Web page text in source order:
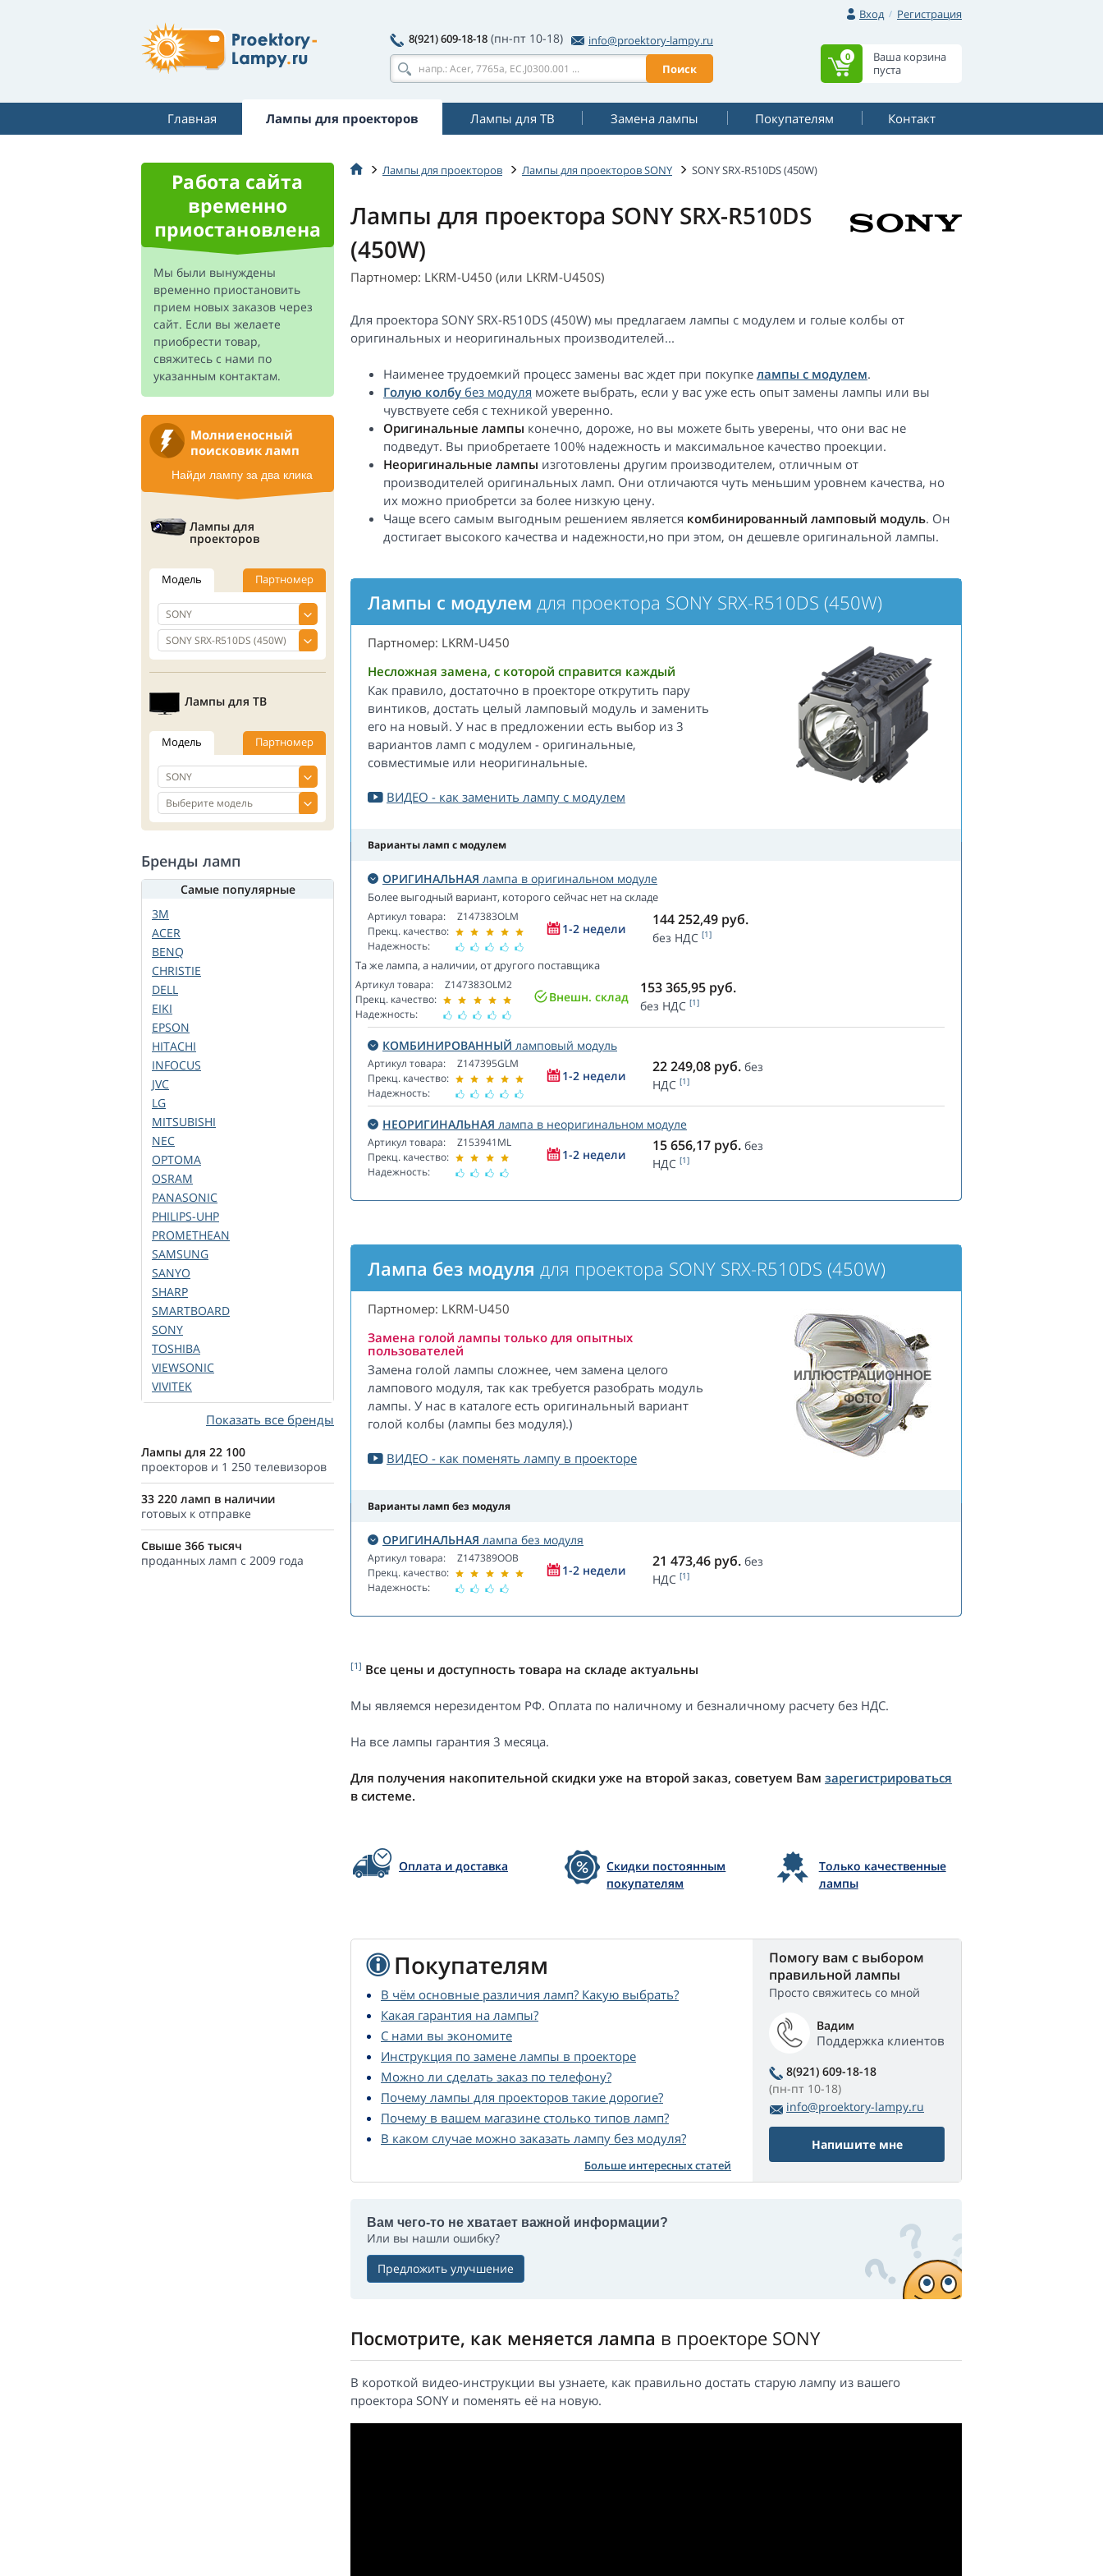
Вход
Регистрация
8(921) 609-18-18 (пн-пт 10-18)
info@proektory-lampy.ru
Поиск
Ваша корзина
пуста
0
Главная Лампы для проекторов Лампы для ТВ Замена лампы Покупателям Контакт
Лампы для проекторов Лампы для проекторов SONY SONY SRX-R510DS (450W)
Лампы для проектора SONY SRX-R510DS
(450W)
Партномер: LKRM-U450 (или LKRM-U450S)
Для проектора SONY SRX-R510DS (450W) мы предлагаем лампы с модулем и голые колбы от
оригинальных и неоригинальных производителей...
Наименее трудоемкий процесс замены вас ждет при покупке лампы с модулем.
Голую колбу без модуля можете выбрать, если у вас уже есть опыт замены лампы или вы
чувствуете себя с техникой уверенно.
Оригинальные лампы конечно, дороже, но вы можете быть уверены, что они вас не
подведут. Вы приобретаете 100% надежность и максимальное качество проекции.
Неоригинальные лампы изготовлены другим производителем, отличным от
производителей оригинальных ламп. Они отличаются чуть меньшим уровнем качества, но
их можно приобретси за более низкую цену.
Чаще всего самым выгодным решением является комбинированный ламповый модуль. Он
достигает высокого качества и надежности,но при этом, он дешевле оригинальной лампы.
Лампы с модулем для проектора SONY SRX-R510DS (450W)
Партномер: LKRM-U450
Несложная замена, с которой справится каждый
Как правило, достаточно в проекторе открутить пару
винтиков, достать целый ламповый модуль и заменить
его на новый. У нас в предложении есть выбор из 3
вариантов ламп с модулем - оригинальные,
совместимые или неоригинальные.
ВИДЕО - как заменить лампу с модулем
Варианты ламп с модулем
ОРИГИНАЛЬНАЯ лампа в оригинальном модуле
Более выгодный вариант, которого сейчас нет на складе
Артикул товара:
Прекц. качество:
Надежность:
Z147383OLM
1-2 недели
144 252,49 руб.
без НДС [1]
Та же лампа, а наличии, от другого поставщика
Артикул товара:
Прекц. качество:
Надежность:
Z147383OLM2
Внешн. склад
153 365,95 руб.
без НДС [1]
КОМБИНИРОВАННЫЙ ламповый модуль
Артикул товара:
Прекц. качество:
Надежность:
Z147395GLM
1-2 недели
22 249,08 руб. без
НДС [1]
НЕОРИГИНАЛЬНАЯ лампа в неоригинальном модуле
Артикул товара:
Прекц. качество:
Надежность:
Z153941ML
1-2 недели
15 656,17 руб. без
НДС [1]
Лампа без модуля для проектора SONY SRX-R510DS (450W)
Партномер: LKRM-U450
Замена голой лампы только для опытных
пользователей
Замена голой лампы сложнее, чем замена целого
лампового модуля, так как требуется разобрать модуль
лампы. У нас в каталоге есть оригинальный вариант
голой колбы (лампы без модуля).)
ВИДЕО - как поменять лампу в проекторе
Варианты ламп без модуля
ОРИГИНАЛЬНАЯ лампа без модуля
Артикул товара:
Прекц. качество:
Надежность:
Z147389OOB
1-2 недели
21 473,46 руб. без
НДС [1]
[1] Все цены и доступность товара на складе актуальны
Мы являемся нерезидентом РФ. Оплата по наличному и безналичному расчету без НДС.
На все лампы гарантия 3 месяца.
Для получения накопительной скидки уже на второй заказ, советуем Вам зарегистрироваться
в системе.
Оплата и доставка
Скидки постоянным
покупателям
Только качественные
лампы
Покупателям
В чём основные различия ламп? Какую выбрать?
Какая гарантия на лампы?
С нами вы экономите
Инструкция по замене лампы в проекторе
Можно ли сделать заказ по телефону?
Почему лампы для проекторов такие дорогие?
Почему в вашем магазине столько типов ламп?
В каком случае можно заказать лампу без модуля?
Больше интересных статей
Помогу вам с выбором
правильной лампы
Просто свяжитесь со мной
Вадим
Поддержка клиентов
8(921) 609-18-18
(пн-пт 10-18)
info@proektory-lampy.ru
Напишите мне
Вам чего-то не хватает важной информации?
Или вы нашли ошибку?
Предложить улучшение
Посмотрите, как меняется лампа в проекторе SONY
В короткой видео-инструкции вы узнаете, как правильно достать старую лампу из вашего
проектора SONY и поменять её на новую.
Работа сайта
временно
приостановлена
Мы были вынуждены
временно приостановить
прием новых заказов через
сайт. Если вы желаете
приобрести товар,
свяжитесь с нами по
указанным контактам.
Молниеносный
поисковик ламп
Найди лампу за два клика
Лампы для
проекторов
Модель Партномер
Лампы для ТВ
Модель Партномер
Бренды ламп
Самые популярные
3M
ACER
BENQ
CHRISTIE
DELL
EIKI
EPSON
HITACHI
INFOCUS
JVC
LG
MITSUBISHI
NEC
OPTOMA
OSRAM
PANASONIC
PHILIPS-UHP
PROMETHEAN
SAMSUNG
SANYO
SHARP
SMARTBOARD
SONY
TOSHIBA
VIEWSONIC
VIVITEK
Показать все бренды
Лампы для 22 100
проекторов и 1 250 телевизоров
33 220 ламп в наличии
готовых к отправке
Свыше 366 тысяч
проданных ламп с 2009 года